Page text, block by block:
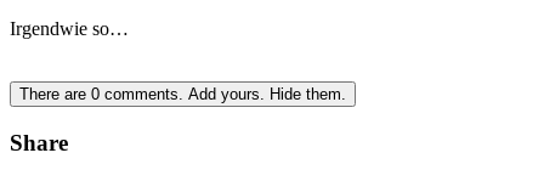
Irgendwie so…
There are 0 comments. Add yours. Hide them.
Share